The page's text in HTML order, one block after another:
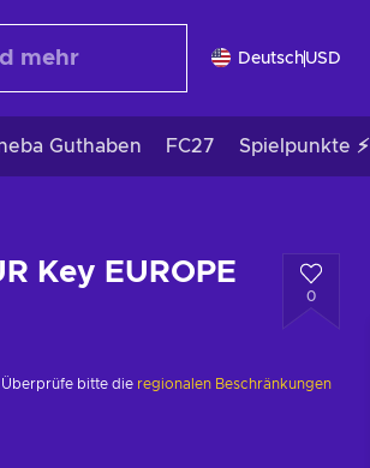
DeutschUSD
Guthaben FC27 Spielpunkte ⚡
Key EUROPE
0
Überprüfe bitte die regionalen Beschränkungen